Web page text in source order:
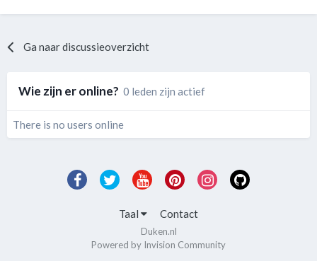
Ga naar discussieoverzicht
Wie zijn er online? 0 leden zijn actief
There is no users online
Taal Contact
Duken.nl
Powered by Invision Community